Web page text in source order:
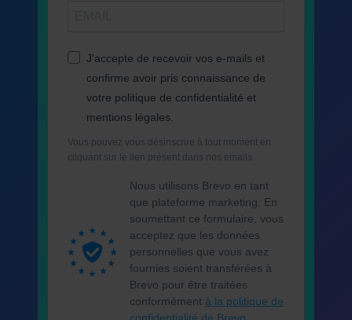
J'accepte de recevoir vos e-mails et
confirme avoir pris connaissance de
votre politique de confidentialité et
mentions légales.
Vous pouvez vous désinscrire à tout moment en
cliquant sur le lien présent dans nos emails.
Nous utilisons Brevo en tant
que plateforme marketing. En
soumettant ce formulaire, vous
acceptez que les données
personnelles que vous avez
fournies soient transférées à
Brevo pour être traitées
conformément à la politique de